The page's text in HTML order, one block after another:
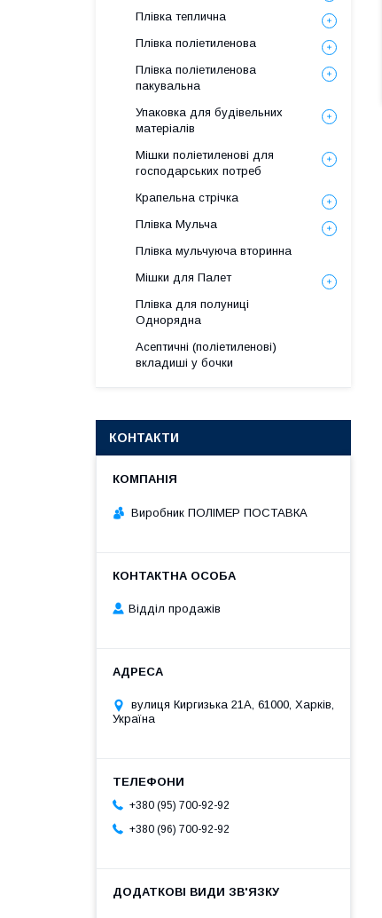
Плівка теплична
Плівка поліетиленова
Плівка поліетиленова
пакувальна
Упаковка для будівельних
матеріалів
Мішки поліетиленові для
господарських потреб
Крапельна стрічка
Плівка Мульча
Плівка мульчуюча вторинна
Мішки для Палет
Плівка для полуниці
Однорядна
Асептичні (поліетиленові)
вкладиші у бочки
КОНТАКТИ
Виробник ПОЛІМЕР ПОСТАВКА
Відділ продажів
вулиця Киргизька 21А, 61000, Харків,
Україна
+380 (95) 700-92-92
+380 (96) 700-92-92